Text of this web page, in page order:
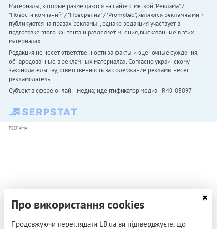
Материалы, которые размещаются на сайте с меткой "Реклама" /
"Новости компаний" / "Пресрелиз" / "Promoted", являются рекламными и
публикуются на правах рекламы. , однако редакция участвует в
подготовке этого контента и разделяет мнения, высказанные в этих
материалах.
Редакция не несет ответственности за факты и оценочные суждения,
обнародованные в рекламных материалах. Согласно украинскому
законодательству, ответственность за содержание рекламы несет
рекламодатель.
Субъект в сфере онлайн-медиа; идентификатор медиа - R40-05097
РЕКЛАМА
Про використання cookies
Продовжуючи переглядати LB.ua ви підтверджуєте, що